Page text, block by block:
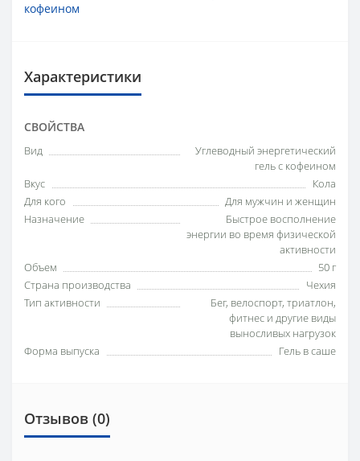
кофеином
Характеристики
СВОЙСТВА
Вид
Углеводный энергетический
гель с кофеином
Вкус
Кола
Для кого
Для мужчин и женщин
Назначение
Быстрое восполнение
энергии во время физической
активности
Объем
50 г
Страна производства
Чехия
Тип активности
Бег, велоспорт, триатлон,
фитнес и другие виды
выносливых нагрузок
Форма выпуска
Гель в саше
Отзывов (0)